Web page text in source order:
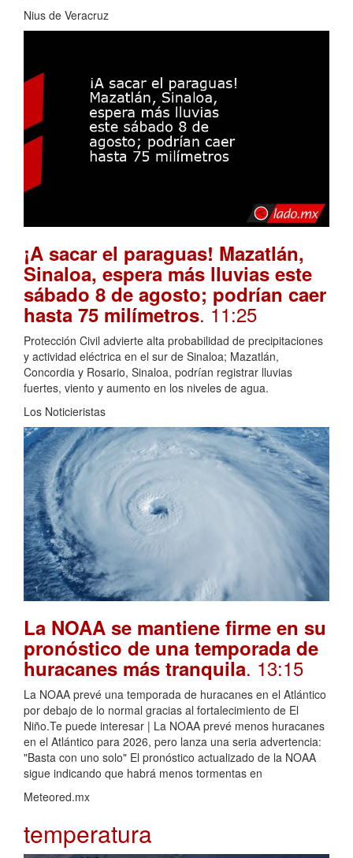
Nius de Veracruz
¡A sacar el paraguas! Mazatlán,
Sinaloa, espera más lluvias este
sábado 8 de agosto; podrían caer
hasta 75 milímetros. 11:25
Protección Civil advierte alta probabilidad de precipitaciones
y actividad eléctrica en el sur de Sinaloa; Mazatlán,
Concordia y Rosario, Sinaloa, podrían registrar lluvias
fuertes, viento y aumento en los niveles de agua.
Los Noticieristas
La NOAA se mantiene firme en su
pronóstico de una temporada de
huracanes más tranquila. 13:15
La NOAA prevé una temporada de huracanes en el Atlántico
por debajo de lo normal gracias al fortalecimiento de El
Niño.Te puede interesar | La NOAA prevé menos huracanes
en el Atlántico para 2026, pero lanza una seria advertencia:
"Basta con uno solo" El pronóstico actualizado de la NOAA
sigue indicando que habrá menos tormentas en
Meteored.mx
temperatura